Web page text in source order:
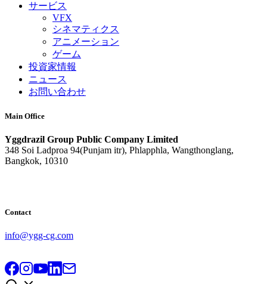
サービス
VFX
シネマティクス
アニメーション
ゲーム
投資家情報
ニュース
お問い合わせ
Main Office
Yggdrazil Group Public Company Limited
348 Soi Ladproa 94(Punjam itr), Phlapphla, Wangthonglang,
Bangkok, 10310
Contact
info@ygg-cg.com